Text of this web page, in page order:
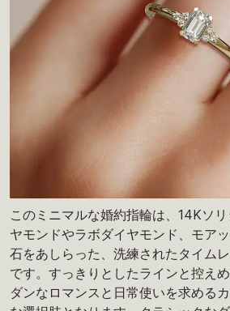
このミニマルな婚約指輪は、14Kソ
ヤモンドやラボダイヤモンド、モア
石をあしらった、洗練されたタイム
です。すっきりとしたラインと控え
ダンなロマンスと日常使いを求める